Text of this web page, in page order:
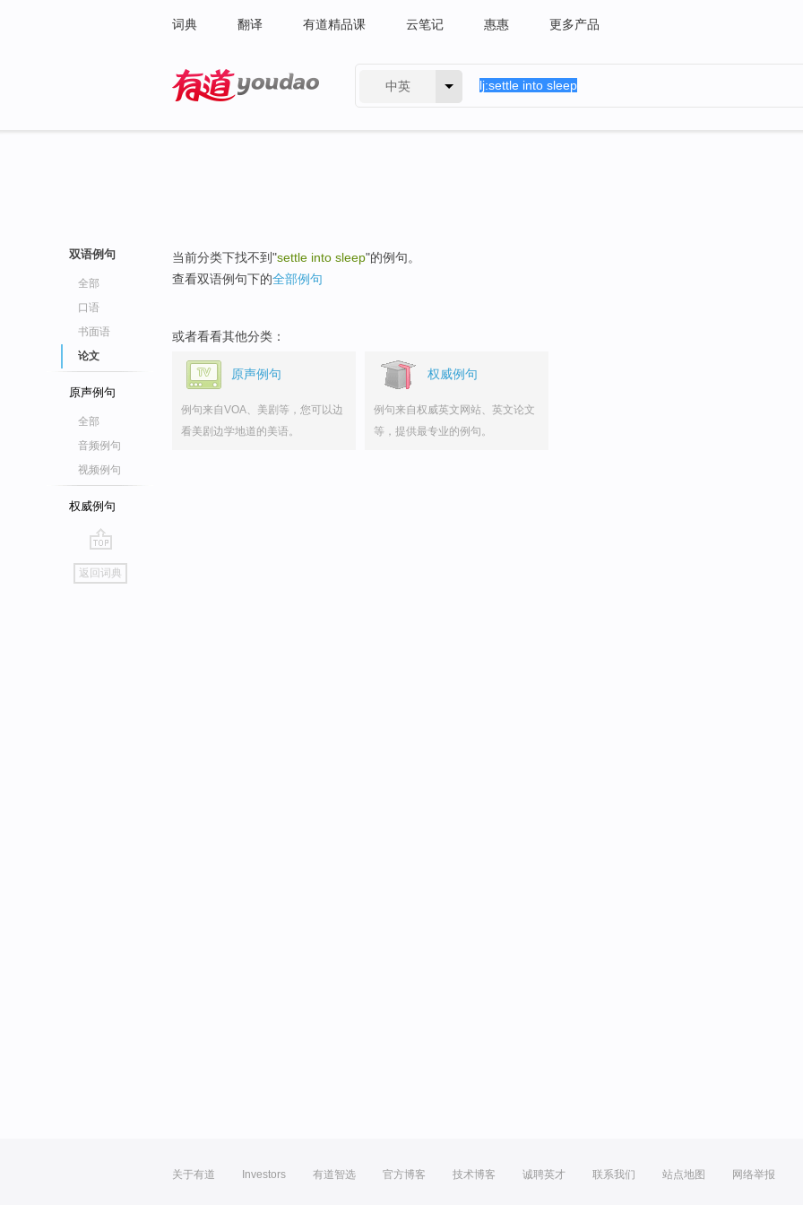
词典 翻译 有道精品课 云笔记 惠惠 更多产品
中英
双语例句
全部
口语
书面语
论文
原声例句
全部
音频例句
视频例句
权威例句
go
top
返回词典
当前分类下找不到"settle into sleep"的例句。
查看双语例句下的全部例句
或者看看其他分类：
原声例句
例句来自VOA、美剧等，您可以边
看美剧边学地道的美语。
权威例句
例句来自权威英文网站、英文论文
等，提供最专业的例句。
关于有道 Investors 有道智选 官方博客 技术博客 诚聘英才 联系我们 站点地图 网络举报